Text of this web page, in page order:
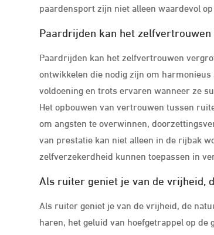
paardensport zijn niet alleen waardevol
Paardrijden kan het
Paardrijden kan het zelfvertrouwen
ontwikkelen die nodig zijn om
voldoening en trots ervaren wanneer ze
Het opbouwen van vertrouwen tussen
om angsten te overwinnen,
van prestatie kan niet alleen in de rijbak
zelfverzekerdheid kunnen toepassen in
Als ruiter geniet je van de vrijheid,
Als ruiter geniet je van de vrijheid, de
haren, het geluid van hoefgetrappel op